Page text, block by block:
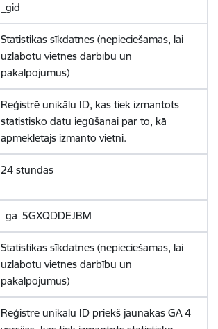
_gid
Statistikas sīkdatnes (nepieciešamas, lai
uzlabotu vietnes darbību un
pakalpojumus)
Reģistrē unikālu ID, kas tiek izmantots
statistisko datu iegūšanai par to, kā
apmeklētājs izmanto vietni.
24 stundas
_ga_5GXQDDEJBM
Statistikas sīkdatnes (nepieciešamas, lai
uzlabotu vietnes darbību un
pakalpojumus)
Reģistrē unikālu ID priekš jaunākās GA 4